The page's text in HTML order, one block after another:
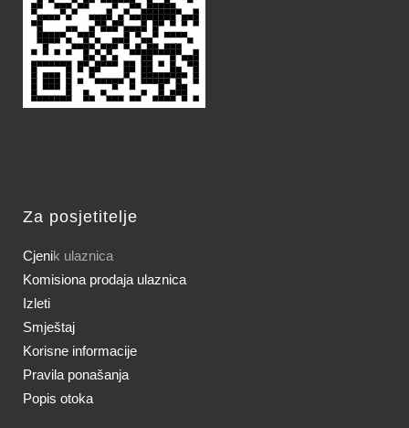
Za posjetitelje
Cjenik ulaznica
Komisiona prodaja ulaznica
Izleti
Smještaj
Korisne informacije
Pravila ponašanja
Popis otoka